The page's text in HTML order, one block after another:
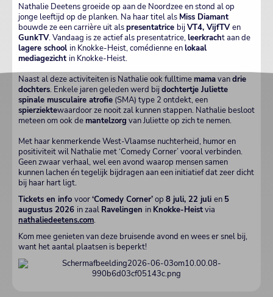
Nathalie Deetens groeide op aan de Noordzee en stond al op
jonge leeftijd op de planken. Na haar titel als Miss Diamant
bouwde ze een carrière uit alspresentatrice bijVT4, VijfTVen
GunkTV. Vandaag is ze actief als presentatrice,leerkracht aan de
lagere school in Knokke-Heist, comédienne enlokaal
mediagezicht in Knokke-Heist.
Naast al deze activiteiten is Nathalie ook fulltime mamavandrie
dochters. Enkele jaren geleden werd bijdochtertje Juliette
spinale musculaire atrofie (SMA) type 2 ontdekt, een
spierziektewaardoor ze nooit zal kunnen stappen. Nathalie besloot
meteen om ook de mantelzorg van Juliette op zich te nemen.
Met haar kenmerkende West-Vlaamse nuchterheid, humor en
positiviteit wil Nathalie met ‘Comedy Corner’ vooral verbinden.
Geen zwaar verhaal, wel een avond waarop mensen samen
kunnen lachen én tegelijk bijdragen aan een initiatief dat zeer dicht
bij haar hart ligt.
Tickets en info voor‘Comedy Corner’op 8 juli, 22 juli en 5
augustus 2026 in zaal Ravelingen in Knokke-Heistvia
nathaliedeetens.com.
Kom mee genieten van deze bruisende avond en wees er snel bij,
want het aantal plaatsen is beperkt!